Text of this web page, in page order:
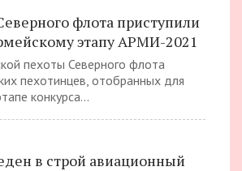
флота приступили
этапу АРМИ-2021
пехоты Северного флота
пехотинцев, отобранных для
конкурса...
в строй авиационный